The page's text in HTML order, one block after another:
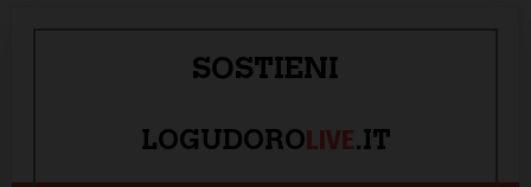
SOSTIENI
LOGUDOROLIVE.IT